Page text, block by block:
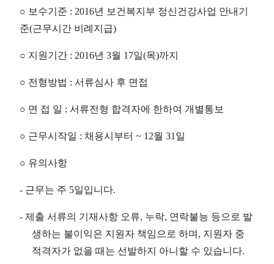
○ 보수기준 : 2016년 보건복지부 정신건강사업 안내기
준(근무시간 비례지급)
○ 지원기간 : 2016년 3월 17일(목)까지
○ 전형방법 : 서류심사 후 면접
○ 면 접 일 : 서류전형 합격자에 한하여 개별통보
○ 근무시작일 : 채용시부터 ~ 12월 31 일
○ 유의사항
- 근무는 주 5일입니다.
- 제출 서류의 기재사항 오류, 누락, 연락불능 등으로 발
생하는 불이익은 지원자 책임으로 하며 , 지원자 중
적격자가 없을 때는 선발하지 아니할 수 있습니다.